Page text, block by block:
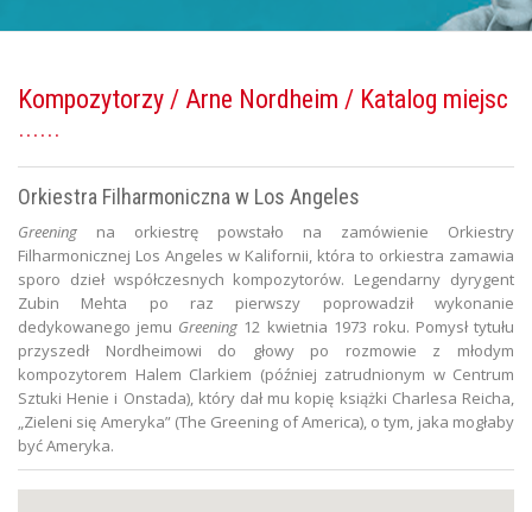
Kompozytorzy / Arne Nordheim / Katalog miejsc
Orkiestra Filharmoniczna w Los Angeles
Greening na orkiestrę powstało na zamówienie Orkiestry
Filharmonicznej Los Angeles w Kalifornii, która to orkiestra zamawia
sporo dzieł współczesnych kompozytorów. Legendarny dyrygent
Zubin Mehta po raz pierwszy poprowadził wykonanie
dedykowanego jemu Greening 12 kwietnia 1973 roku. Pomysł tytułu
przyszedł Nordheimowi do głowy po rozmowie z młodym
kompozytorem Halem Clarkiem (później zatrudnionym w Centrum
Sztuki Henie i Onstada), który dał mu kopię książki Charlesa Reicha,
„Zieleni się Ameryka” (The Greening of America), o tym, jaka mogłaby
być Ameryka.